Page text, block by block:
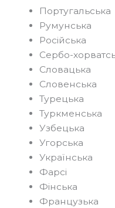
Португальська
Румунська
Російська
Сербо-
Словацька
Словенська
Турецька
Туркменська
Узбецька
Угорська
Українська
Фарсі
Фінська
Французька